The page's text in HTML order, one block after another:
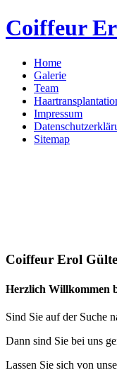
Coiffeur
Home
Galerie
Team
Impressum
Sitemap
Coiffeur Erol
Herzlich Willkommen
Sind Sie auf der Suche
Dann sind Sie bei uns
Lassen Sie sich von